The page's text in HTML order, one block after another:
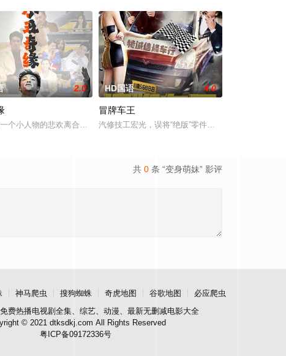
，但被分配到青少年保护队，被迫每天看色情片
饰）在著名艺术家艾丽卡·特蕾西（奥利维亚·王尔德 Oliv
2.0
个小人物的悲欢离合，宣扬了树立正确的恋爱观生活观的必要性，鞭挞了追金
HD国语 4.0
冒牌车王
汽修技工宏光，误将“绝版”零件遗落盲女薛薇薇家
共 0 条 “变身萌妹” 影评
神马爬虫 搜狗蜘蛛 奇虎地图 谷歌地图
必应爬虫
费热播电视剧全集、综艺、动漫、最新无删减电影大全
© 2021 dtksdkj.com All Rights Reserved
粤ICP备09172336号